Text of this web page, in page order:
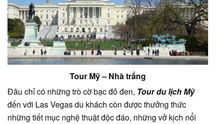
Tour Mỹ – Nhà trắng
Đâu chỉ có những trò cờ bạc đỏ đen, Tour du lịch Mỹ
đến với Las Vegas du khách còn được thưởng thức
những tiết mục nghệ thuật độc đáo, những vở kịch nổi